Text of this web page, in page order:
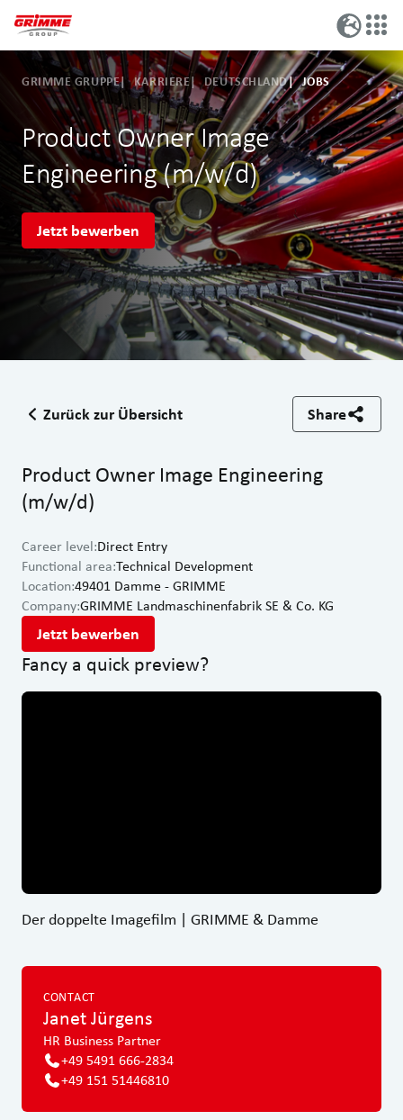
GRIMME GRUPPE KARRIERE DEUTSCHLAND JOBS
Product Owner Image
Engineering (m/w/d)
Jetzt bewerben
Zurück zur Übersicht Share
Product Owner Image Engineering
(m/w/d)
Career level:Direct Entry
Functional area:Technical Development
Location:49401 Damme - GRIMME
Company:GRIMME Landmaschinenfabrik SE & Co. KG
Jetzt bewerben
Fancy a quick preview?
Der doppelte Imagefilm | GRIMME & Damme
CONTACT
JanetJürgens
HR Business Partner
+49 5491 666-2834
+49 151 51446810